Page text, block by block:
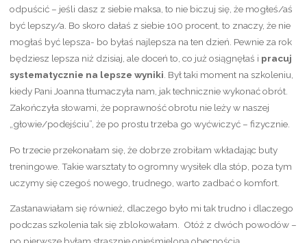
odpuścić – jeśli dasz z siebie maksa, to nie biczuj się, że mogłeś/aś
być lepszy/a. Bo skoro dałaś z siebie 100 procent, to znaczy, że nie
mogłaś być lepsza- bo byłaś najlepsza na ten dzień. Pewnie za rok
będziesz lepsza niż dzisiaj, ale doceń to, co już osiągnęłaś i pracuj
systematycznie na lepsze wyniki . Był taki moment na szkoleniu,
kiedy Pani Joanna tłumaczyła nam, jak technicznie wykonać obrót.
Zakończyła słowami, że poprawność obrotu nie leży w naszej
„głowie/podejściu”, że po prostu trzeba go wyćwiczyć – fizycznie.
Po trzecie przekonałam się, że dobrze zrobiłam wkładając buty
treningowe. Takie warsztaty to ogromny wysiłek dla stóp, poza tym
uczymy się czegoś nowego, trudnego, warto zadbać o komfort.
Zastanawiałam się również, dlaczego było mi tak trudno i dlaczego
podczas szkolenia tak się zblokowałam. Otóż z dwóch powodów –